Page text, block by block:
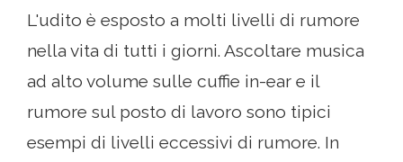
L'udito è esposto a molti livelli di rumore
nella vita di tutti i giorni. Ascoltare musica
ad alto volume sulle cuffie in-ear e il
rumore sul posto di lavoro sono tipici
esempi di livelli eccessivi di rumore. In